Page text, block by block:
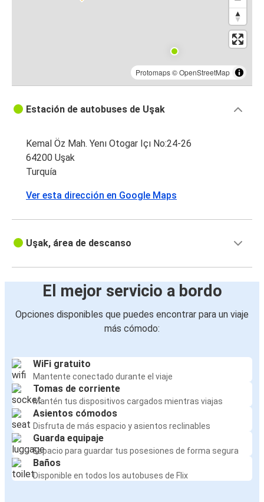
Protomaps©OpenStreetMap
Estación de autobuses de Uşak
Kemal Öz Mah. Yenı Otogar Içı No:24-26
64200 Uşak
Turquía
Ver esta dirección en Google Maps
Uşak, área de descanso
El mejor servicio a bordo
Opciones disponibles que puedes encontrar para un viaje
más cómodo:
WiFi gratuito
Mantente conectado durante el viaje
Tomas de corriente
Mantén tus dispositivos cargados mientras viajas
Asientos cómodos
Disfruta de más espacio y asientos reclinables
Guarda equipaje
Espacio para guardar tus posesiones de forma segura
Baños
Disponible en todos los autobuses de Flix